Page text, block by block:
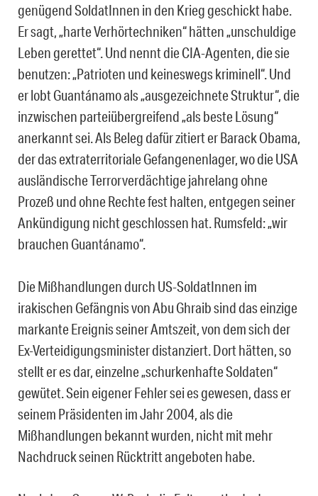
genügend SoldatInnen in den Krieg geschickt habe.
Er sagt, „harte Verhörtechniken“ hätten „unschuldige
Leben gerettet“. Und nennt die CIA-Agenten, die sie
benutzen: „Patrioten und keineswegs kriminell“. Und
er lobt Guantánamo als „ausgezeichnete Struktur“, die
inzwischen parteiübergreifend „als beste Lösung“
anerkannt sei. Als Beleg dafür zitiert er Barack Obama,
der das extraterritoriale Gefangenenlager, wo die USA
ausländische Terrorverdächtige jahrelang ohne
Prozeß und ohne Rechte fest halten, entgegen seiner
Ankündigung nicht geschlossen hat. Rumsfeld: „wir
brauchen Guantánamo“.
Die Mißhandlungen durch US-SoldatInnen im
irakischen Gefängnis von Abu Ghraib sind das einzige
markante Ereignis seiner Amtszeit, von dem sich der
Ex-Verteidigungsminister distanziert. Dort hätten, so
stellt er es dar, einzelne „schurkenhafte Soldaten“
gewütet. Sein eigener Fehler sei es gewesen, dass er
seinem Präsidenten im Jahr 2004, als die
Mißhandlungen bekannt wurden, nicht mit mehr
Nachdruck seinen Rücktritt angeboten habe.